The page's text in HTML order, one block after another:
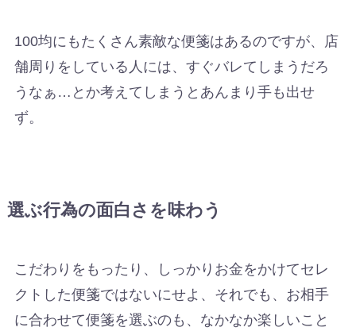
100均にもたくさん素敵な便箋はあるのですが、店
舗周りをしている人には、すぐバレてしまうだろ
うなぁ…とか考えてしまうとあんまり手も出せ
ず。
選ぶ行為の面白さを味わう
こだわりをもったり、しっかりお金をかけてセレ
クトした便箋ではないにせよ、それでも、お相手
に合わせて便箋を選ぶのも、なかなか楽しいこと